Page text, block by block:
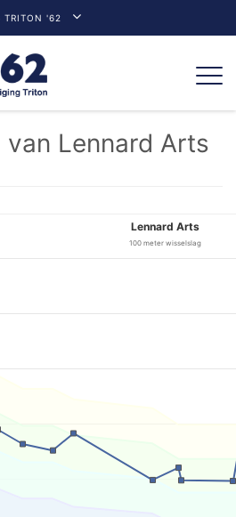
TRITON '62
Lennard Arts
Lennard Arts
100 meter wisselslag